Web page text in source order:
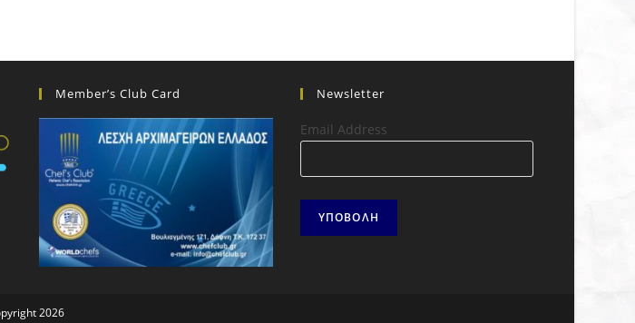
Member’s Club Card Newsletter
Email Address
2026